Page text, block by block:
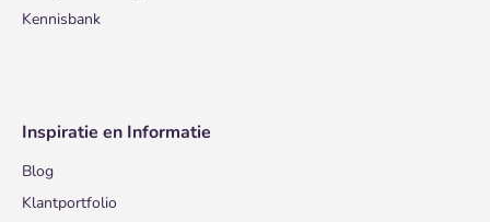
Kennisbank
Inspiratie en Informatie
Blog
Klantportfolio